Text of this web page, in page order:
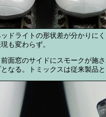
ドライトの形状差が分かりに
も変わらず。
面窓のサイドにスモークが施
なる。トミックスは従来製品